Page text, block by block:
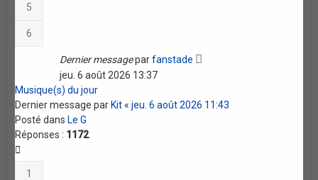
5
6
Dernier messageparfanstade
jeu. 6 août 2026 13:37
Musique(s) du jour
Dernier message parKit«jeu. 6 août 2026 11:43
Posté dansLe G
Réponses : 1172
1